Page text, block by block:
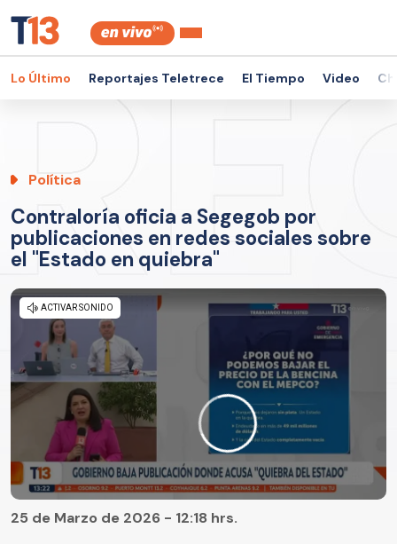
Lo Último Reportajes Teletrece El Tiempo Video
Política
Contraloría oficia a Segegob por
publicaciones en redes sociales sobre
el "Estado en quiebra"
25 de Marzo de 2026 - 12:18 hrs.